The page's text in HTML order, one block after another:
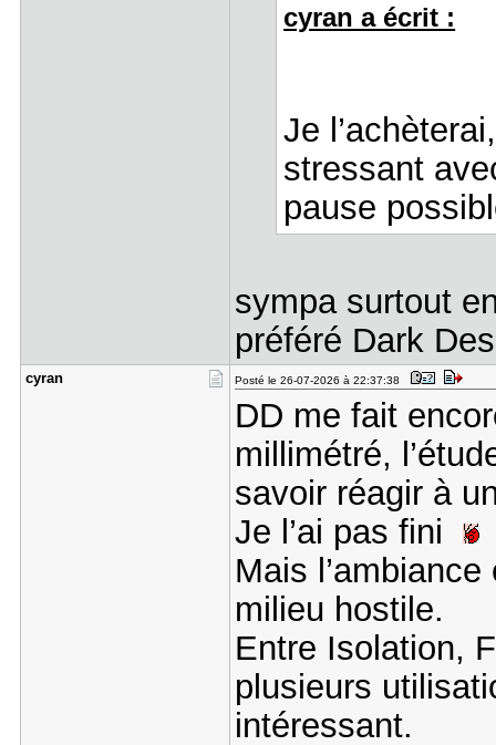
cyran a écrit :
Je
stressant
pause
sympa surtout
préféré Dark
cyran Posté le 26-07-2026 à 22:37:38
DD me fait
millimétré,
savoir réagir à
Je l’ai pas fini
Mais
milieu hostile.
Entre Isolation,
plusieurs
intéressant.